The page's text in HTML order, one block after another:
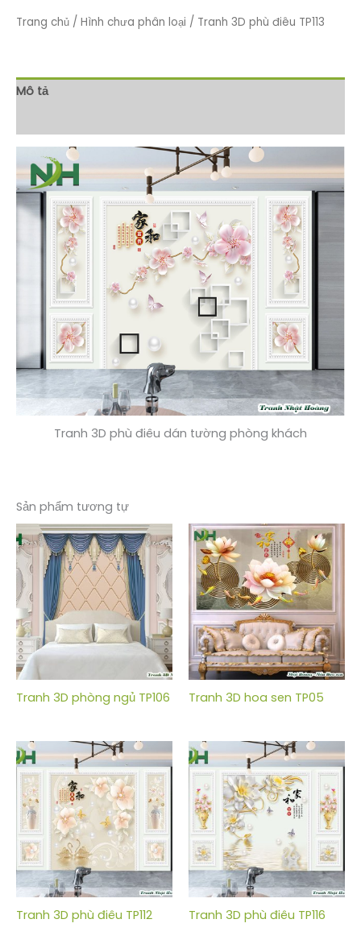
Trang chủ / Hình chưa phân loại / Tranh 3D phù điêu TP113
Mô tả
Tranh 3D phù điêu dán tường phòng khách
Sản phẩm tương tự
Tranh 3D phòng ngủ TP106 Tranh 3D hoa sen TP05
Tranh 3D phù điêu TP112 Tranh 3D phù điêu TP116